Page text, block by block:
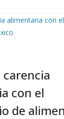
con el
de